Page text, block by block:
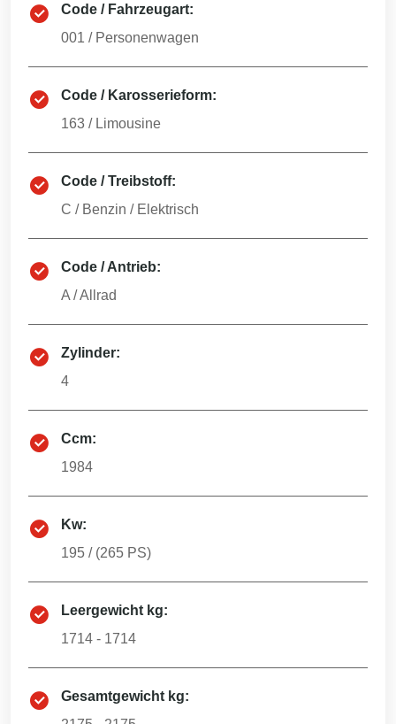
Code / Fahrzeugart:
001 / Personenwagen
Code / Karosserieform:
163 / Limousine
Code / Treibstoff:
C / Benzin / Elektrisch
Code / Antrieb:
A /Allrad
Zylinder:
4
Ccm:
1984
Kw:
195 / (265 PS)
Leergewicht kg:
1714 - 1714
Gesamtgewicht kg: